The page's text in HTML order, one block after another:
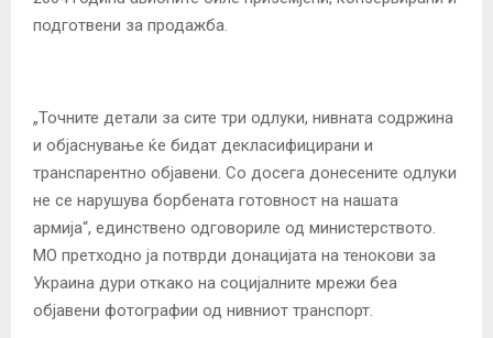
подготвени за продажба.
„Точните детали за сите три одлуки, нивната содржина
и објаснување ќе бидат декласифицирани и
транспарентно објавени. Со досега донесените одлуки
не се нарушува борбената готовност на нашата
армија“, единствено одговориле од министерството.
МО претходно ја потврди донацијата на тенокови за
Украина дури откако на социјалните мрежи беа
објавени фотографии од нивниот транспорт.